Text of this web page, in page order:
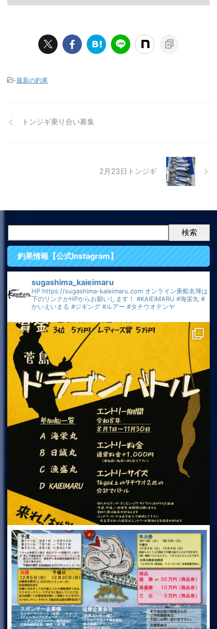
-最新の釣果
トンジギ乗り合い募集
2月23日トンジギ
検索
釣果情報【公式Instagram】
sugashima_kaieimaru
HP https://sugashima-kaieimaru.com オンライン乗船名簿は
下のリンクかHPからお願いします！ #KAIEIMARU #海栄丸 #
かいえいまる #ジギング #ルアー #タチウオテンヤ